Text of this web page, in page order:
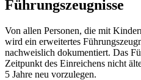
Führungszeugnisse
Von allen Personen, die mit
wird ein erweitertes
nachweislich dokumentiert. Das
Zeitpunkt des Einreichens nicht
5 Jahre neu vorzulegen.